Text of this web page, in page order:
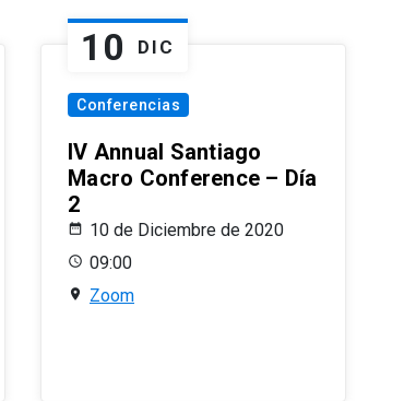
10 DIC
Conferencias
IV Annual Santiago
Macro Conference – Día
2
10 de Diciembre de 2020
09:00
Zoom